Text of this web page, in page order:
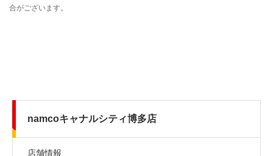
namcoキャナルシティ博多店
店舗情報